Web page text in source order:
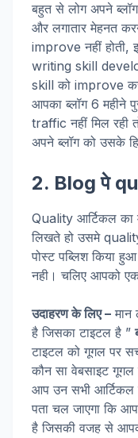
बहुत से लोग अपने
और लगातार मेहनत
improve नहीं
writing skill
skill को improve
आपका ब्लॉग 6 महीने
traffic नहीं मिल
अपने ब्लॉग को उसके
2. Blog पे
Quality आर्टिकल का
लिखते हो उसमे
पोस्ट पब्लिश किया
नही। चलिए आपको
उदाहरण के लिए – मान
है जिसका टाइटल है ”
टाइटल को गूगल पर
कौन सा वेबसाइट
आप उन सभी
पता चल जाएगा कि
है जिसकी वजह से